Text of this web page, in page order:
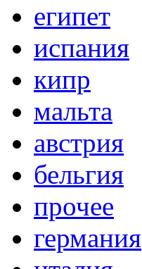
египет
испания
кипр
мальта
австрия
бельгия
прочее
германия